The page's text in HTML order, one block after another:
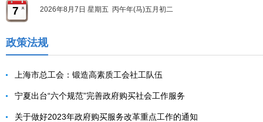
7 2026年8月7日 星期五 丙午年(马)五月初二
政策法规
上海市总工会：锻造高素质工会社工队伍
宁夏出台“六个规范”完善政府购买社会工作服务
关于做好2023年政府购买服务改革重点工作的通知